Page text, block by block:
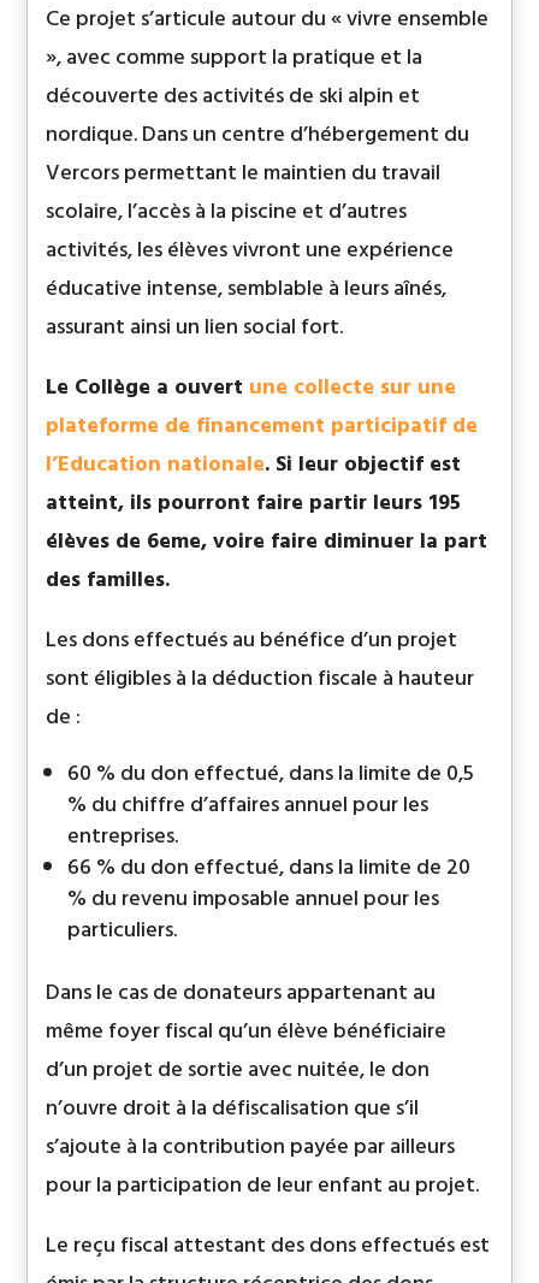
Ce projet s’articule autour du « vivre ensemble
», avec comme support la pratique et la
découverte des activités de ski alpin et
nordique. Dans un centre d’hébergement du
Vercors permettant le maintien du travail
scolaire, l’accès à la piscine et d’autres
activités, les élèves vivront une expérience
éducative intense, semblable à leurs aînés,
assurant ainsi un lien social fort.
Le Collège a ouvert une collecte sur une
plateforme de financement participatif de
l’Education nationale. Si leur objectif est
atteint, ils pourront faire partir leurs 195
élèves de 6eme, voire faire diminuer la part
des familles.
Les dons effectués au bénéfice d’un projet
sont éligibles à la déduction fiscale à hauteur
de :
60 % du don effectué, dans la limite de 0,5
% du chiffre d’affaires annuel pour les
entreprises.
66 % du don effectué, dans la limite de 20
% du revenu imposable annuel pour les
particuliers.
Dans le cas de donateurs appartenant au
même foyer fiscal qu’un élève bénéficiaire
d’un projet de sortie avec nuitée, le don
n’ouvre droit à la défiscalisation que s’il
s’ajoute à la contribution payée par ailleurs
pour la participation de leur enfant au projet.
Le reçu fiscal attestant des dons effectués est